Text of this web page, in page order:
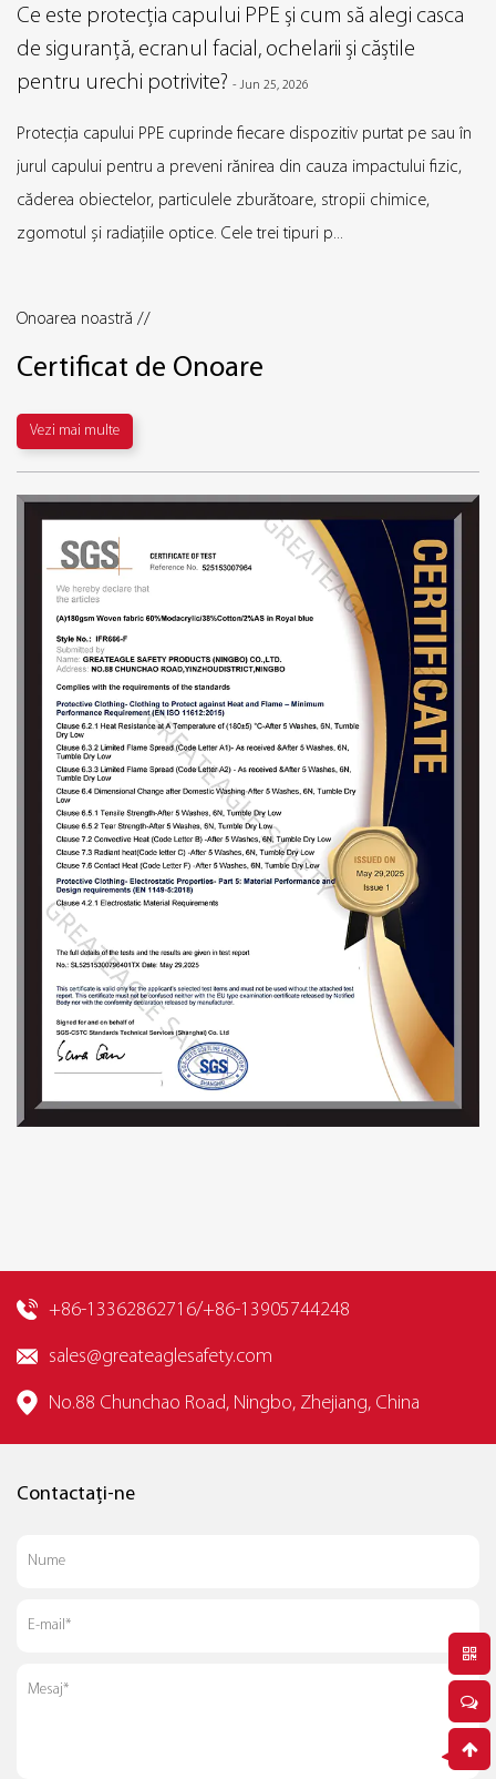
Ce este protecția capului PPE și cum să alegi casca
de siguranță, ecranul facial, ochelarii și căștile
pentru urechi potrivite? -Jun 25, 2026
Protecția capului PPE cuprinde fiecare dispozitiv purtat pe sau în
jurul capului pentru a preveni rănirea din cauza impactului fizic,
căderea obiectelor, particulele zburătoare, stropii chimice,
zgomotul și radiațiile optice. Cele trei tipuri p...
Onoarea noastră //
Certificat de Onoare
Vezi mai multe
+86-13362862716/+86-13905744248
sales@greateaglesafety.com
No.88 Chunchao Road, Ningbo, Zhejiang, China
Contactați-ne